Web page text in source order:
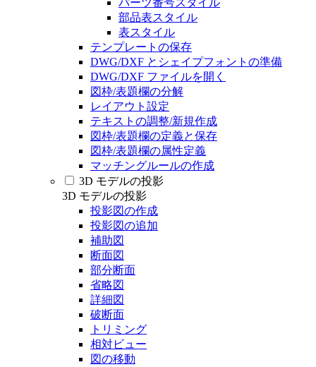
パーツ番号スタイル
部品表スタイル
表スタイル
テンプレートの保存
DWG/DXF とシェイプフォントの準備
DWG/DXF ファイルを開く
図枠/表題欄の分解
レイアウト設定
テキストの調整/新規作成
図枠/表題欄の定義と保存
図枠/表題欄の属性定義
マッチングルールの作成
3D モデルの投影
3D モデルの投影
投影図の作成
投影図の追加
補助図
断面図
部分断面
省略図
詳細図
破断面
トリミング
相対ビュー
図の移動